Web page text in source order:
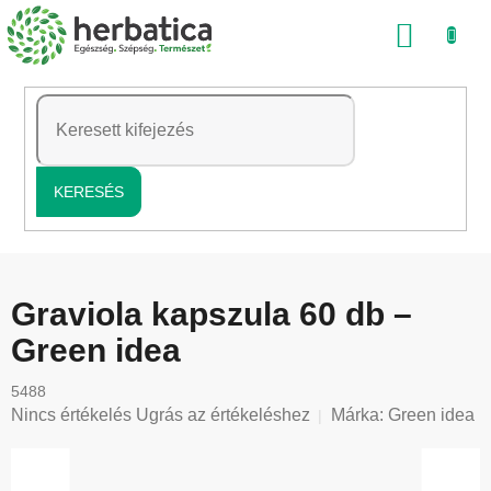
Ugrás
a
tartalomhoz
KERESÉS
Graviola kapszula 60 db –
Green idea
5488
A
Nincs értékelés Ugrás az értékeléshez Márka: Green idea